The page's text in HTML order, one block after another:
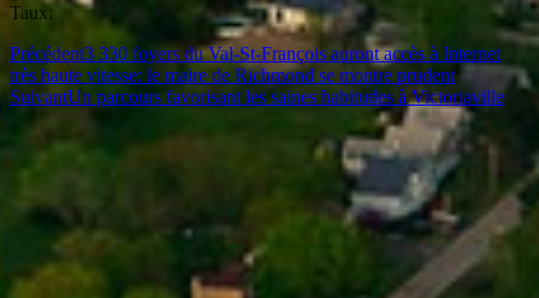
Taux:
Précédent3 330 foyers du Val-St-François auront accès à Internet
très haute vitesse: le maire de Richmond se montre prudent
SuivantUn parcours favorisant les saines habitudes à Victoriaville